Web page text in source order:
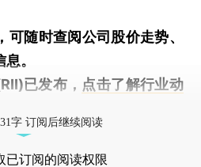
，可随时查阅公司股价走势、
。
已发布， 点击了解行业动
字 订阅后继续阅读
已订阅的阅读权限